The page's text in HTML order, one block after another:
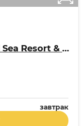
Crowne Plaza Jordan Dead Sea Resort & Spa
завтрак